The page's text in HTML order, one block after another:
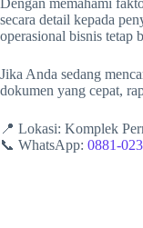
secara detail kepada
operasional bisnis tetap
Jika Anda sedang
dokumen yang cepat,
📍 Lokasi: Komplek
📞 WhatsApp: 0881-